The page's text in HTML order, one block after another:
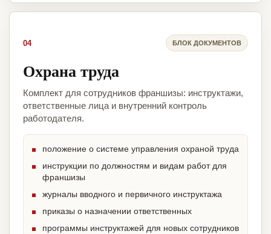
04 БЛОК ДОКУМЕНТОВ
Охрана труда
Комплект для сотрудников франшизы: инструктажи,
ответственные лица и внутренний контроль
работодателя.
положение о системе управления охраной труда
инструкции по должностям и видам работ для
франшизы
журналы вводного и первичного инструктажа
приказы о назначении ответственных
программы инструктажей для новых сотрудников